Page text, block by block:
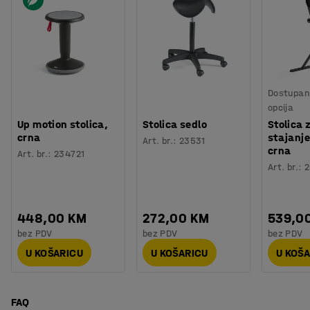
Up motion stolica,
crna
Art. br.: 234721
448,00 KM
bez PDV
U KOŠARICU
Stolica sedlo
Art. br.: 23531
272,00 KM
bez PDV
U KOŠARICU
opcija
Stolica
crna
Art. br.:
bez PDV
U
FAQ